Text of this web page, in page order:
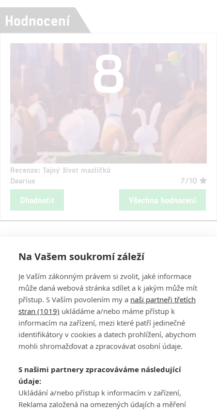
Hodnocení
8
Recenze: Tajný život mazlíčků
Daarius
7/10
Ohodnotit Všechna hodnocení
PŘIHLÁSIT
REGISTROVAT
DISKUZE
Šéfredaktorkou webu jePetr Slavík, e-mailserialy@fandimefilmu.cz
Máte-li zájem o inzerci na našem webu napište nám na e-mail
studio@koncal.com
Ochrana osobních údajů|Zásady používání cookies |Pravidla webu
Na Vašem soukromí záleží
Je Vaším zákonným právem si zvolit, jaké informace
může daná webová stránka sdílet a k jakým může mít
přístup. S Vaším povolením my a naši partneři třetích
stran (1019) ukládáme a/nebo máme přístup k
informacím na zařízení, mezi které patří jedinečné
identifikátory v cookies a datech prohlížení, abychom
mohli shromažďovat a zpracovávat osobní údaje.
S našimi partnery zpracováváme následující
údaje:
Ukládání a/nebo přístup k informacím v zařízení,
Reklama založená na omezených údajích a měření